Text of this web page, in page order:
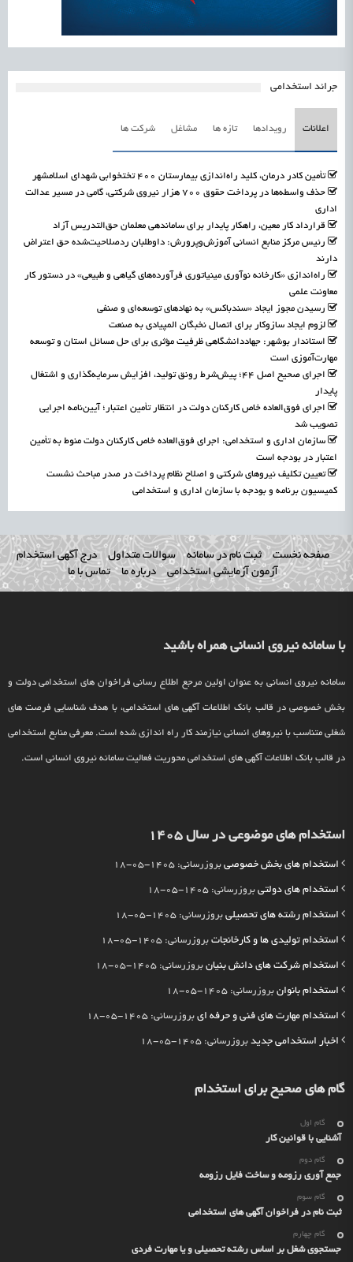
جرائد استخدامی
اعلانات رویدادها تازه ها مشاغل شرکت ها
تأمین کادر درمان، کلید راه‌اندازی بیمارستان ۴۰۰ تختخوابی شهدای اسلامشهر
حذف واسطه‌ها در پرداخت حقوق ۷۰۰ هزار نیروی شرکتی، گامی در مسیر عدالت
اداری
قرارداد کار معین، راهکار پایدار برای ساماندهی معلمان حق‌التدریس آزاد
رئیس مرکز منابع انسانی آموزش‌وپرورش: داوطلبان ردصلاحیت‌شده حق اعتراض
دارند
راه‌اندازی «کارخانه نوآوری مینیاتوری فرآورده‌های گیاهی و طبیعی» در دستور کار
معاونت علمی
رسیدن مجوز ایجاد «سندباکس» به نهادهای توسعه‌ای و صنفی
لزوم ایجاد سازوکار برای اتصال نخبگان المپیادی به صنعت
استاندار بوشهر: جهاددانشگاهی ظرفیت مؤثری برای حل مسائل استان و توسعه
مهارت‌آموزی است
اجرای صحیح اصل ۴۴؛ پیش‌شرط رونق تولید، افزایش سرمایه‌گذاری و اشتغال
پایدار
اجرای فوق‌العاده خاص کارکنان دولت در انتظار تأمین اعتبار؛ آیین‌نامه اجرایی
تصویب شد
سازمان اداری و استخدامی: اجرای فوق‌العاده خاص کارکنان دولت منوط به تأمین
اعتبار در بودجه است
تعیین تکلیف نیروهای شرکتی و اصلاح نظام پرداخت در صدر مباحث نشست
کمیسیون برنامه و بودجه با سازمان اداری و استخدامی
صفحه نخست ثبت نام در سامانه سوالات متداول
درج آگهی استخدام
آزمون آزمایشی استخدامی
درباره ما تماس با ما
با سامانه نیروی انسانی همراه باشید
سامانه نیروی انسانی به عنوان اولین مرجع اطلاع رسانی فراخوان های استخدامی دولت و
بخش خصوصی در قالب بانک اطلاعات آگهی های استخدامی، با هدف شناسایی فرصت های
شغلی متناسب با نیروهای انسانی نیازمند کار راه اندازی شده است. معرفی منابع استخدامی
در قالب بانک اطلاعات آگهی های استخدامی محوریت فعالیت سامانه نیروی انسانی است.
استخدام های موضوعی در سال 1405
استخدام های بخش خصوصی بروزرسانی: 1405-05-18
استخدام های دولتی بروزرسانی: 1405-05-18
استخدام رشته های تحصیلی بروزرسانی: 1405-05-18
استخدام تولیدی ها و کارخانجات بروزرسانی: 1405-05-18
استخدام شرکت های دانش بنیان بروزرسانی: 1405-05-18
استخدام بانوان بروزرسانی: 1405-05-18
استخدام مهارت های فنی و حرفه ای بروزرسانی: 1405-05-18
اخبار استخدامی جدید بروزرسانی: 1405-05-18
گام های صحیح برای استخدام
گام اول
آشنایی با قوانین کار
گام دوم
جمع آوری رزومه و ساخت فایل رزومه
گام سوم
ثبت نام در فراخوان آگهی های استخدامی
گام چهارم
جستجوی شغل بر اساس رشته تحصیلی و یا مهارت فردی